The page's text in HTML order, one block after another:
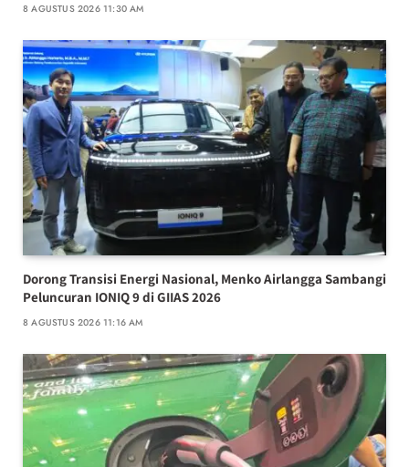
8 AGUSTUS 2026 11:30 AM
Dorong Transisi Energi Nasional, Menko Airlangga Sambangi
Peluncuran IONIQ 9 di GIIAS 2026
8 AGUSTUS 2026 11:16 AM